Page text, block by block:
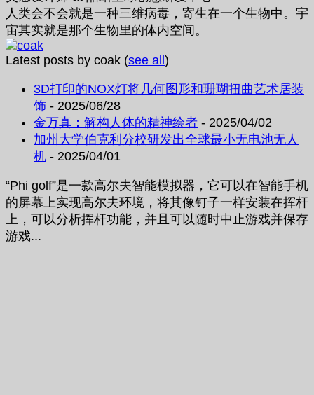
人类会不会就是一种三维病毒，寄生在一个生物中。宇
宙其实就是那个生物里的体内空间。
Latest posts by coak (see all)
3D打印的NOX灯将几何图形和珊瑚扭曲艺术居装
饰 - 2025/06/28
金万真：解构人体的精神绘者 - 2025/04/02
加州大学伯克利分校研发出全球最小无电池无人
机 - 2025/04/01
“Phi golf”是一款高尔夫智能模拟器，它可以在智能手机
的屏幕上实现高尔夫环境，将其像钉子一样安装在挥杆
上，可以分析挥杆功能，并且可以随时中止游戏并保存
游戏...